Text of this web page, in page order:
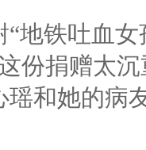
地铁吐血
份捐赠太
和她的病